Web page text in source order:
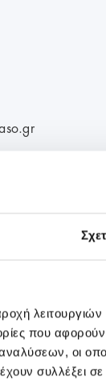
λειτουργιών
που
οι
συλλέξει